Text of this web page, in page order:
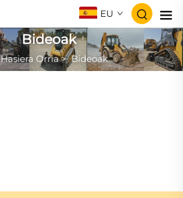
EU
Bideoak
Hasiera Orria>Bideoak